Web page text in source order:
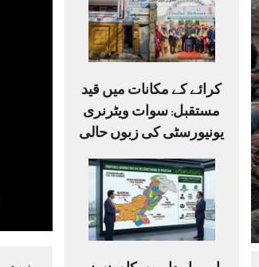
کرائے کے مکانات میں قید
مستقبل: سوات ویٹرنری
یونیورسٹی کی زبوں حالی